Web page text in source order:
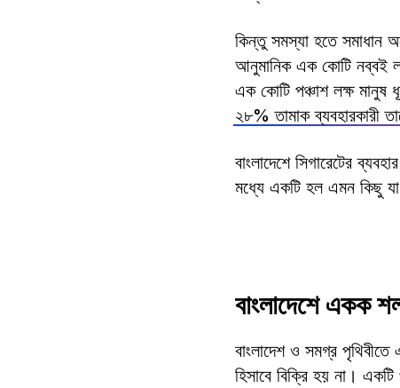
কিন্তু সমস্যা হতে সমাধান
আনুমানিক এক কোটি নব্বই
এক কোটি পঞ্চাশ লক্ষ মানুষ
২৮% তামাক ব্যবহারকারী
বাংলাদেশে সিগারেটের
মধ্যে একটি হল এমন কিছু যা
বাংলাদেশে একক
বাংলাদেশ ও সমগ্র
হিসাবে বিক্রি হয় না।